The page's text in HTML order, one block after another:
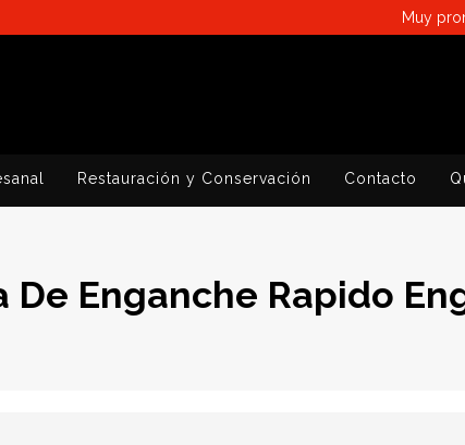
Muy
Restauración y Conservación Contacto
De Enganche Rapido